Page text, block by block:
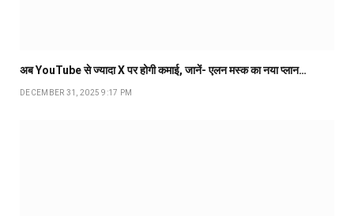
अब YouTube से ज्यादा X पर होगी कमाई, जानें- एलन मस्क का नया प्लान…
DECEMBER 31, 2025 9:17 PM